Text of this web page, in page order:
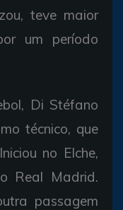
teve maior
um período
Di Stéfano
técnico, que
no Elche,
Real Madrid.
passagem